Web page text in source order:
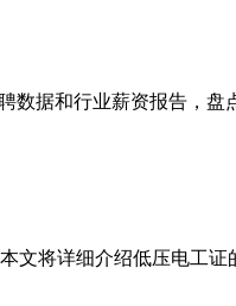
据和行业薪资报告，
将详细介绍低压电工